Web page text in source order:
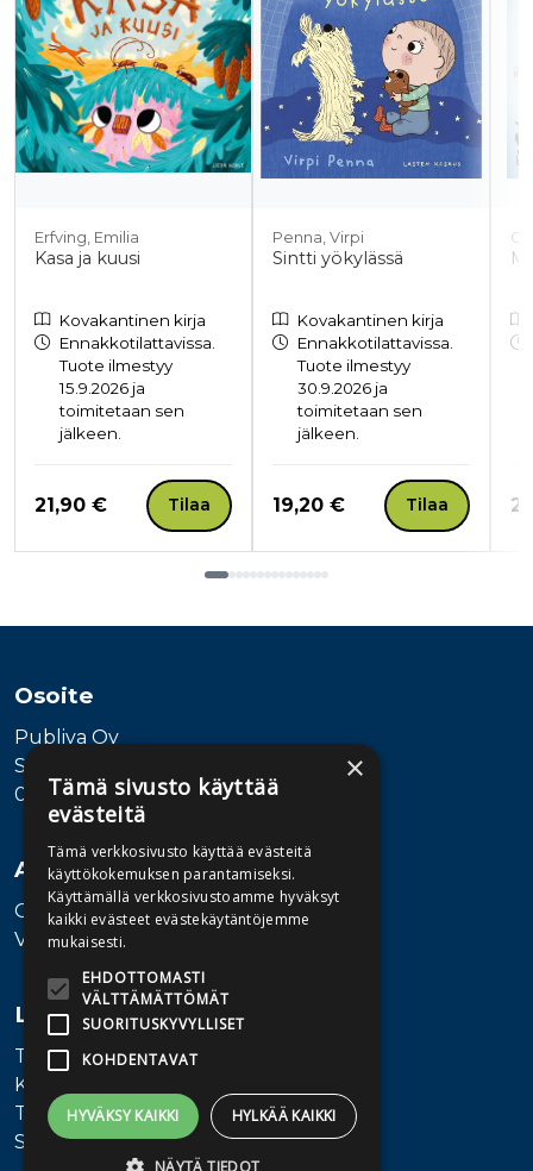
Erfving, Emilia
Kasa ja kuusi
Kovakantinen kirja
Ennakkotilattavissa.
Tuote ilmestyy
15.9.2026 ja
toimitetaan sen
jälkeen.
Hinta nyt
21,90 € Tilaa
Penna, Virpi
Sintti yökylässä
Kovakantinen kirja
Ennakkotilattavissa.
Tuote ilmestyy
30.9.2026 ja
toimitetaan sen
jälkeen.
Hinta nyt
19,20 € Tilaa
Osoite
Publiva Oy
Sörnäistenkatu 1
00580 Helsinki
Asiakaspalvelu
Ota yhteyttä
Vaihde: 010 345100
Lisätietoa
Toimitusehdot
Käyttöohjeet
Tietosuojaseloste
Saavutettavuusseloste
×
Tämä sivusto käyttää
evästeitä
Tämä verkkosivusto käyttää evästeitä
käyttökokemuksen parantamiseksi.
Käyttämällä verkkosivustoamme hyväksyt
kaikki evästeet evästekäytäntöjemme
mukaisesti.
EHDOTTOMASTI
VÄLTTÄMÄTTÖMÄT
SUORITUSKYVYLLISET
KOHDENTAVAT
HYVÄKSY KAIKKI HYLKÄÄ KAIKKI
NÄYTÄ TIEDOT